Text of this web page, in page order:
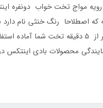
مواج تخت خواب دونفره
اصطلاحا رنگ خنثی نام
اینتکس داری پمپ سرخود بوده وکافیست که شما آنرا
تماس گرفته یا به آدرس ما تنها